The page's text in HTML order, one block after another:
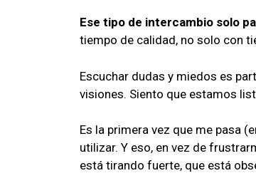
Ese tipo de intercambio solo
tiempo de calidad, no solo con
Escuchar dudas y miedos es
visiones. Siento que estamos
Es la primera vez que me pasa
utilizar. Y eso, en vez de
está tirando fuerte, que está